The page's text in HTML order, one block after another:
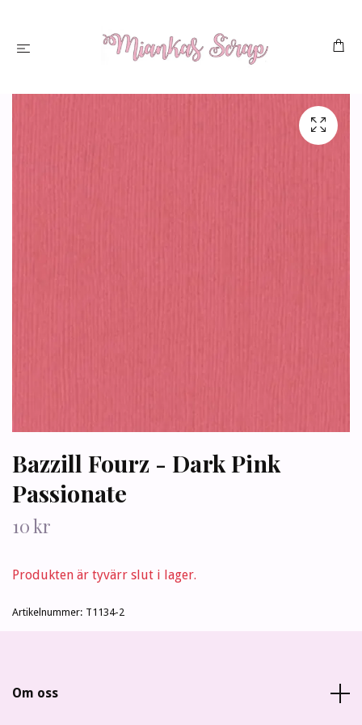
Bazzill Fourz - Dark Pink
Passionate
10 kr
Produkten är tyvärr slut i lager.
Artikelnummer: T1134-2
Om oss